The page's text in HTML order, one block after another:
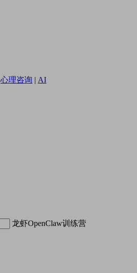
心理咨询 | AI
龙虾OpenClaw训练营